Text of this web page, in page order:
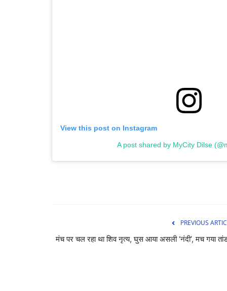
View this post on Instagram
A post shared by MyCity Dilse
PREVIOUS
मंच पर चल रहा था शिव नृत्य, घुस आया असली ‘नंदी’, मच गया